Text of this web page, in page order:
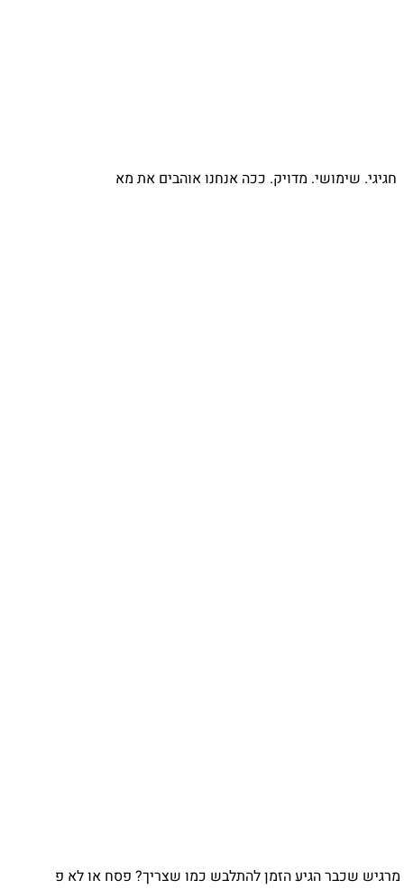
מרגיש שכבר הגיע הזמן להתלבש כמו שצריך? פסח או לא פ